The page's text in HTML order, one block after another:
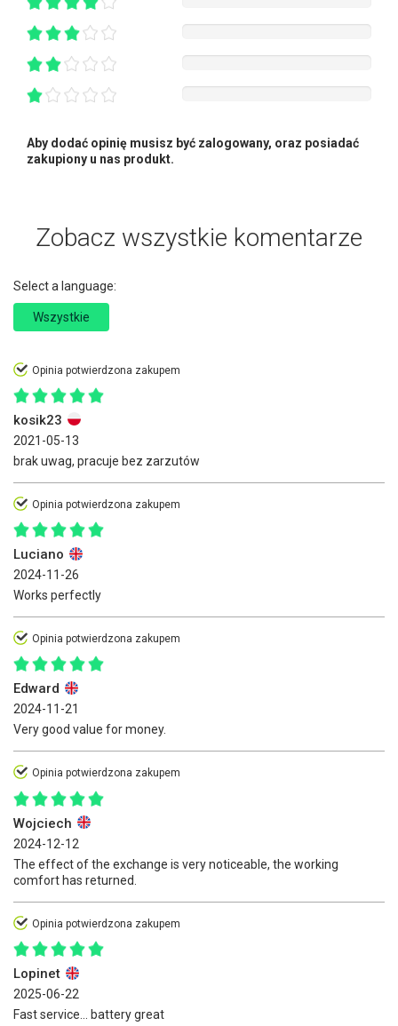
Aby dodać opinię musisz być zalogowany, oraz posiadać
zakupiony u nas produkt.
Zobacz wszystkie komentarze
Select a language:
Wszystkie
Opinia potwierdzona zakupem
kosik23
2021-05-13
brak uwag, pracuje bez zarzutów
Opinia potwierdzona zakupem
Luciano
2024-11-26
Works perfectly
Opinia potwierdzona zakupem
Edward
2024-11-21
Very good value for money.
Opinia potwierdzona zakupem
Wojciech
2024-12-12
The effect of the exchange is very noticeable, the working
comfort has returned.
Opinia potwierdzona zakupem
Lopinet
2025-06-22
Fast service... battery great